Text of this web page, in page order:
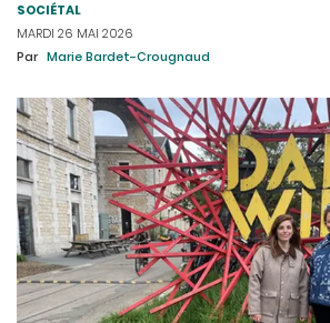
SOCIÉTAL
MARDI 26 MAI 2026
Par Marie Bardet-Crougnaud